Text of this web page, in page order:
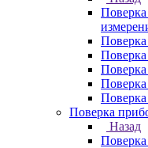
Поверка
Поверка
Поверка
Поверка
Назад